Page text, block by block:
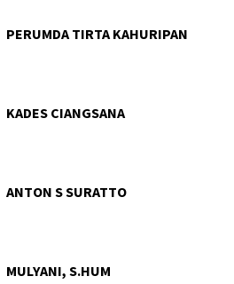
PERUMDA TIRTA KAHURIPAN
KADES CIANGSANA
ANTON S SURATTO
MULYANI, S.HUM